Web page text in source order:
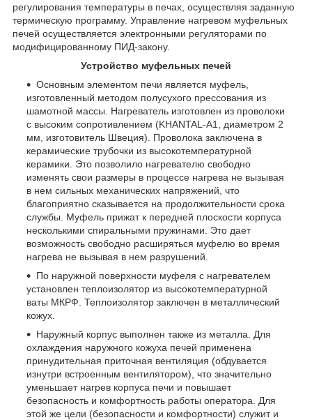
регулирования температуры в печах, осуществляя заданную
термическую программу. Управление нагревом муфельных
печей осуществляется электронными регуляторами по
модифицированному ПИД-закону.
Устройство муфельных печей
Основным элементом печи является муфель,
изготовленный методом полусухого прессования из
шамотной массы. Нагреватель изготовлен из проволоки
с высоким сопротивлением (KHANTAL-А1, диаметром 2
мм, изготовитель Швеция). Проволока заключена в
керамические трубочки из высокотемпературной
керамики. Это позволило нагревателю свободно
изменять свои размеры в процессе нагрева не вызывая
в нем сильных механических напряжений, что
благоприятно сказывается на продолжительности срока
службы. Муфель прижат к передней плоскости корпуса
несколькими спиральными пружинами. Это дает
возможность свободно расширяться муфелю во время
нагрева не вызывая в нем разрушений.
По наружной поверхности муфеля с нагревателем
установлен теплоизолятор из высокотемпературной
ваты МКРФ. Теплоизолятор заключен в металлический
кожух.
Наружный корпус выполнен также из металла. Для
охлаждения наружного кожуха печей применена
принудительная приточная вентиляция (обдувается
изнутри встроенным вентилятором), что значительно
уменьшает нагрев корпуса печи и повышает
безопасность и комфортность работы оператора. Для
этой же цели (безопасности и комфортности) служит и